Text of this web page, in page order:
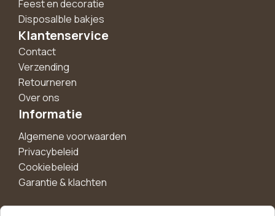
Feest en decoratie
Disposalble bakjes
Klantenservice
Contact
Verzending
Retourneren
Over ons
Informatie
Algemene voorwaarden
Privacybeleid
Cookiebeleid
Garantie & klachten